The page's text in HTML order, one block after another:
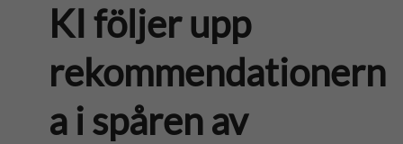
KI följer upp
rekommendationern
a i spåren av